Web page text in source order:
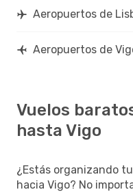
Aeropuertos de
Aeropuertos de
Vuelos
hasta Vigo
¿Estás organizando
hacia Vigo? No